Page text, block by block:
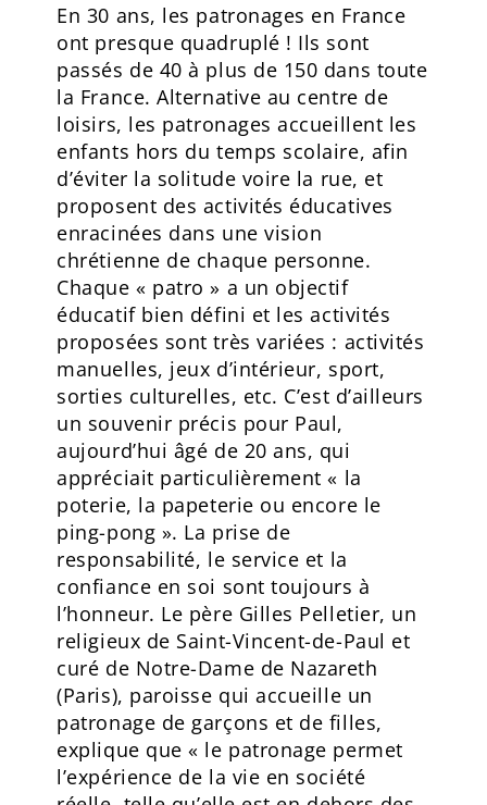
En 30 ans, les patronages en France
ont presque quadruplé ! Ils sont
passés de 40 à plus de 150 dans toute
la France. Alternative au centre de
loisirs, les patronages accueillent les
enfants hors du temps scolaire, afin
d’éviter la solitude voire la rue, et
proposent des activités éducatives
enracinées dans une vision
chrétienne de chaque personne.
Chaque « patro » a un objectif
éducatif bien défini et les activités
proposées sont très variées : activités
manuelles, jeux d’intérieur, sport,
sorties culturelles, etc. C’est d’ailleurs
un souvenir précis pour Paul,
aujourd’hui âgé de 20 ans, qui
appréciait particulièrement « la
poterie, la papeterie ou encore le
ping-pong ». La prise de
responsabilité, le service et la
confiance en soi sont toujours à
l’honneur. Le père Gilles Pelletier, un
religieux de Saint-Vincent-de-Paul et
curé de Notre-Dame de Nazareth
(Paris), paroisse qui accueille un
patronage de garçons et de filles,
explique que « le patronage permet
l’expérience de la vie en société